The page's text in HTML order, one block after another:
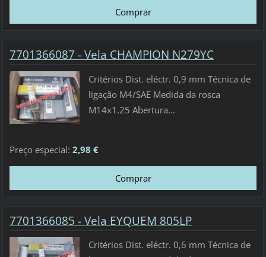
7701366087 - Vela CHAMPION N279YC
Critérios Dist. eléctr. 0,9 mm Técnica de
ligação M4/SAE Medida da rosca
M14x1.25 Abertura...
Preço especial: 2,98 €
7701366085 - Vela EYQUEM 805LP
Critérios Dist. eléctr. 0,6 mm Técnica de